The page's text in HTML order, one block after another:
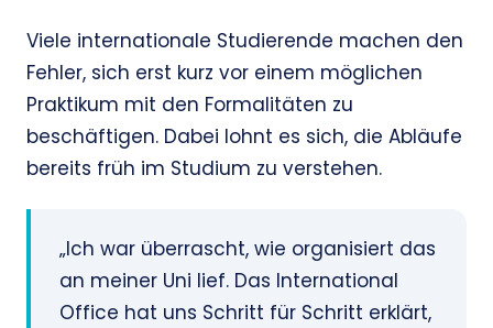
Viele internationale Studierende machen den
Fehler, sich erst kurz vor einem möglichen
Praktikum mit den Formalitäten zu
beschäftigen. Dabei lohnt es sich, die Abläufe
bereits früh im Studium zu verstehen.
„Ich war überrascht, wie organisiert das
an meiner Uni lief. Das International
Office hat uns Schritt für Schritt erklärt,